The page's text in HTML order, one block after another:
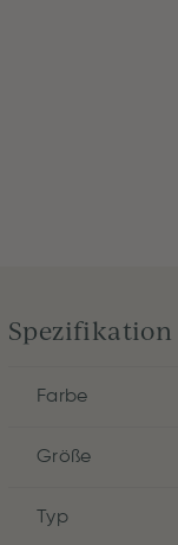
Spezifikation
Farbe
Größe
Typ